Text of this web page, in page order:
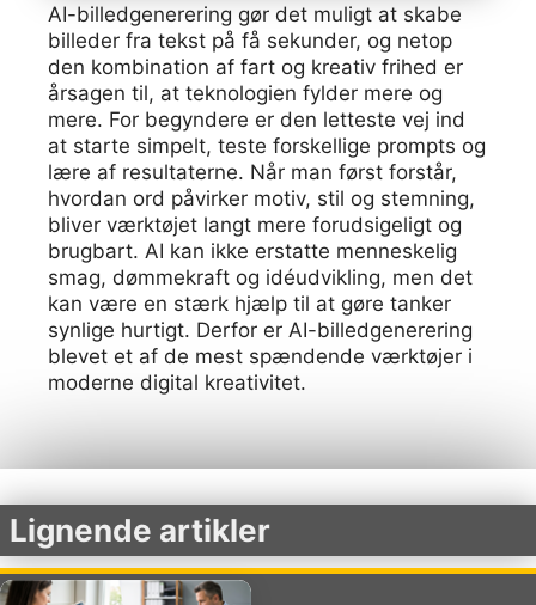
AI-billedgenerering gør det muligt at skabe
billeder fra tekst på få sekunder, og netop
den kombination af fart og kreativ frihed er
årsagen til, at teknologien fylder mere og
mere. For begyndere er den letteste vej ind
at starte simpelt, teste forskellige prompts og
lære af resultaterne. Når man først forstår,
hvordan ord påvirker motiv, stil og stemning,
bliver værktøjet langt mere forudsigeligt og
brugbart. AI kan ikke erstatte menneskelig
smag, dømmekraft og idéudvikling, men det
kan være en stærk hjælp til at gøre tanker
synlige hurtigt. Derfor er AI-billedgenerering
blevet et af de mest spændende værktøjer i
moderne digital kreativitet.
Lignende artikler